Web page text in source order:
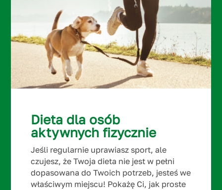
Dieta dla osób
aktywnych fizycznie
Jeśli regularnie uprawiasz sport, ale
czujesz, że Twoja dieta nie jest w pełni
dopasowana do Twoich potrzeb, jesteś we
właściwym miejscu! Pokażę Ci, jak proste